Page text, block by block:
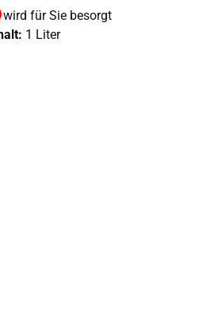
wird für Sie besorgt
1 Liter